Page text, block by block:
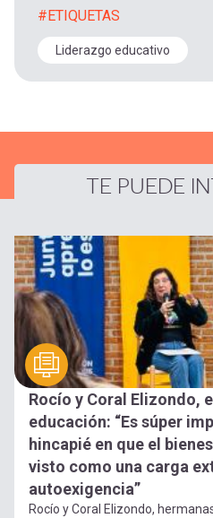
#ETIQUETAS
Liderazgo educativo
TE PUEDE
Rocío y Coral Elizondo,
educación: “Es súper
hincapié en que el
visto como una carga
autoexigencia”
Rocío y Coral Elizondo,